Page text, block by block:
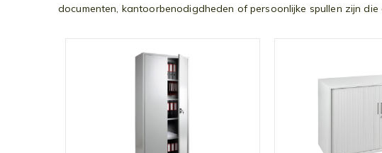
documenten, kantoorbenodigdheden of persoonlijke spullen zijn